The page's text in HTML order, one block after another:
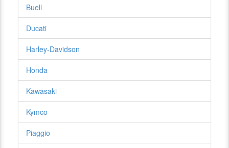
Buell
Ducati
Harley-Davidson
Honda
Kawasaki
Kymco
Piaggio